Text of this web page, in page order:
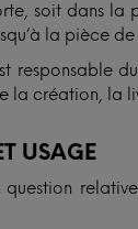
soit dans la
la pièce
responsable
la création, la
USAGE
question